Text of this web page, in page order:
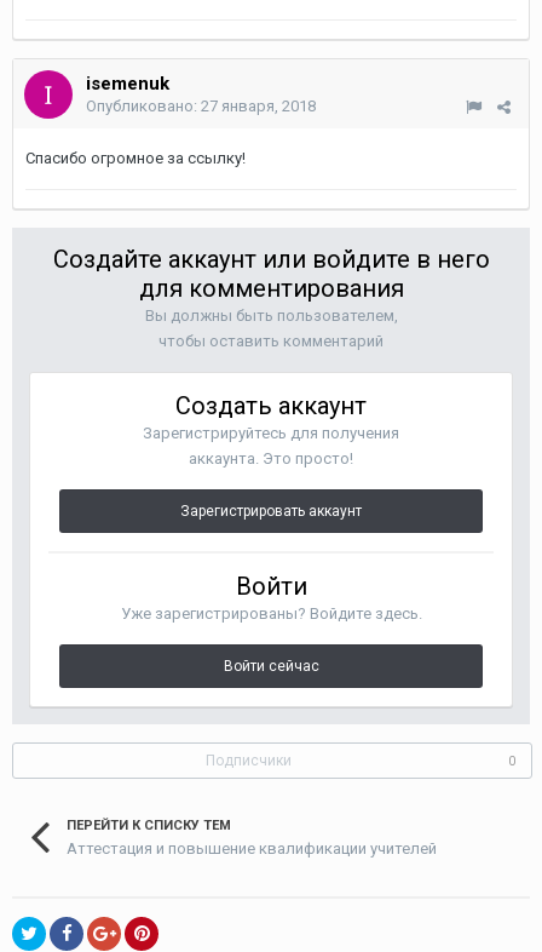
isemenuk
Опубликовано: 27 января, 2018
Спасибо огромное за ссылку!
Создайте аккаунт или войдите в него
для комментирования
Вы должны быть пользователем,
чтобы оставить комментарий
Создать аккаунт
Зарегистрируйтесь для получения
аккаунта. Это просто!
Зарегистрировать аккаунт
Войти
Уже зарегистрированы? Войдите здесь.
Войти сейчас
Подписчики 0
ПЕРЕЙТИ К СПИСКУ ТЕМ
Аттестация и повышение квалификации учителей